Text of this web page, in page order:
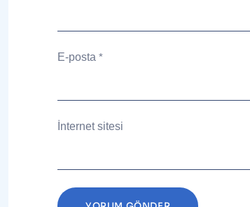
E-posta *
İnternet sitesi